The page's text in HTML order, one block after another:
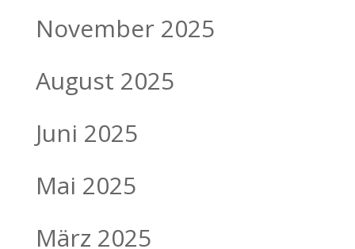
November 2025
August 2025
Juni 2025
Mai 2025
März 2025